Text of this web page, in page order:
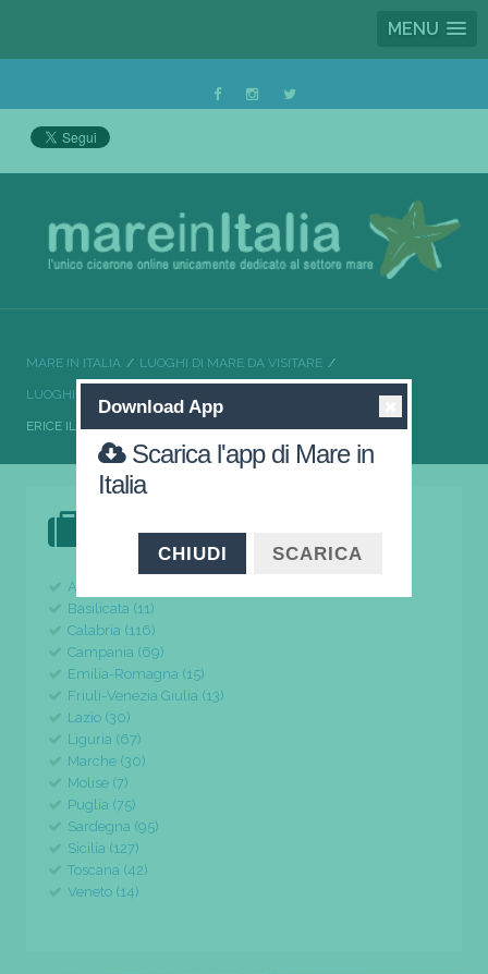
MENU
MARE IN ITALIA LUOGHI DI MARE DA VISITARE
LUOGHI DI MARE DA VISITARE SICILIA
ERICE IL MEGLIO DELLA PROVINCIA DI TRAPANI
Abruzzo (24)
Basilicata (11)
Calabria (116)
Campania (69)
Emilia-Romagna (15)
Friuli-Venezia Giulia (13)
Lazio (30)
Liguria (67)
Marche (30)
Molise (7)
Puglia (75)
Sardegna (95)
Sicilia (127)
Toscana (42)
Veneto (14)
Download App
Scarica l'app di Mare in
Italia
CHIUDI SCARICA